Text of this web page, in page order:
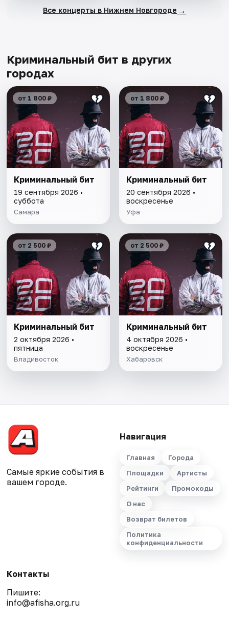
Все концерты в Нижнем Новгороде →
Криминальный бит в других
городах
от 1 800 ₽
Криминальный бит
19 сентября 2026 •
суббота
Самара
от 1 800 ₽
Криминальный бит
20 сентября 2026 •
воскресенье
Уфа
от 2 500 ₽
Криминальный бит
2 октября 2026 •
пятница
Владивосток
от 2 500 ₽
Криминальный бит
4 октября 2026 •
воскресенье
Хабаровск
Самые яркие события в
вашем городе.
Навигация
Главная
Города
Площадки
Артисты
Рейтинги
Промокоды
О нас
Возврат билетов
Политика
конфиденциальности
Контакты
Пишите:
info@afisha.org.ru